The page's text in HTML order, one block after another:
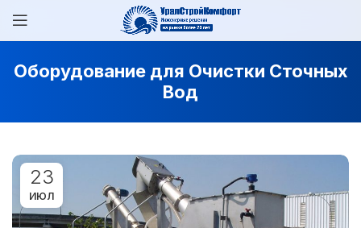
Оборудование для Очистки Сточных
Вод
23
ИЮЛ